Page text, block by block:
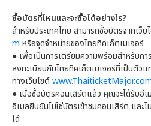
ซื้อบัตรที่ไหนและจะซื้อได้อย่างไร?
สำหรับประเทศไทย สามารถซื้อบัตรจากเว็บ
m หรือจุดจำหน่ายของไทยทิคเก็ตเมเจอร์
● เพื่อเป็นการเตรียมความพร้อมสำหรับก
ลงทะเบียนกับไทยทิคเก็ตเมเจอร์ที่เป็นตัว
ทางเว็บไซต์
● เมื่อซื้อบัตรคอนเสิร์ตแล้ว คุณจะได้รับอี
อีเมลยืนยันไม่ใช่บัตรเข้าชมคอนเสิร์ต และไ
ได้